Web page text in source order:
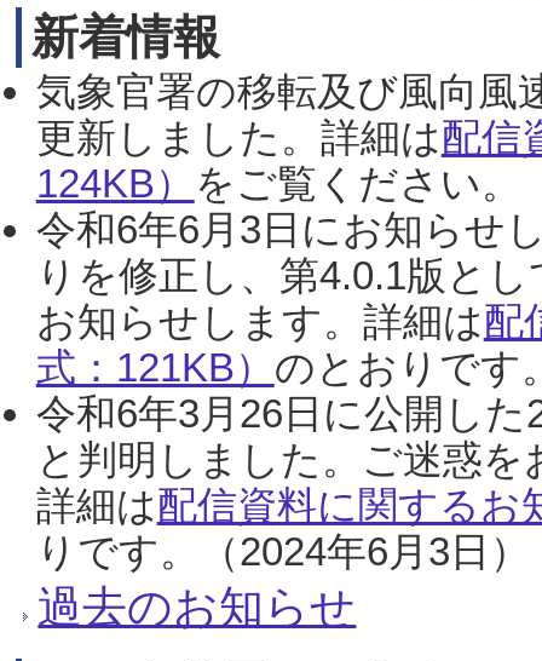
新着情報
気象官署の移転及び風向風
更新しました。詳細は配信
124KB） をご覧ください。
令和6年6月3日にお知らせ
りを修正し、第4.0.1版と
お知らせします。詳細は配
式：121KB） のとおりです
令和6年3月26日に公開し
と判明しました。ご迷惑
詳細は配信資料に関するお
りです。（2024年6月3日）
過去のお知らせ